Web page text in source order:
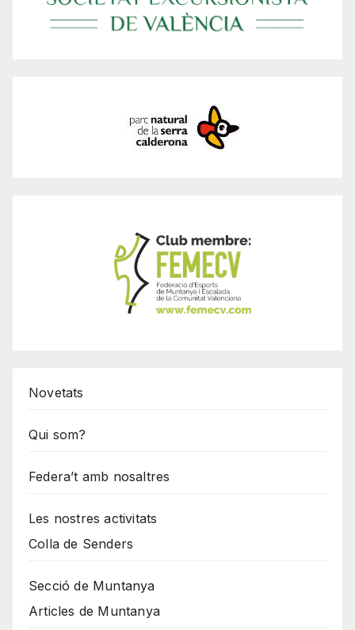
Novetats
Qui som?
Federa’t amb nosaltres
Les nostres activitats
Colla de Senders
Secció de Muntanya
Articles de Muntanya